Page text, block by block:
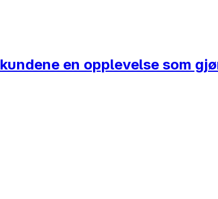
en opplevelse som